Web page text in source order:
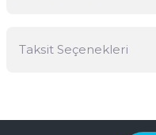
Taksit Seçenekleri